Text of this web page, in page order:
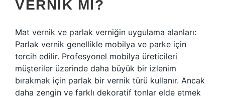
VERNIK MI?
Mat vernik ve parlak verniğin uygulama alanları:
Parlak vernik genellikle mobilya ve parke için
tercih edilir. Profesyonel mobilya üreticileri
müşteriler üzerinde daha büyük bir izlenim
bırakmak için parlak bir vernik türü kullanır. Ancak
daha zengin ve farklı dekoratif tonlar elde etmek